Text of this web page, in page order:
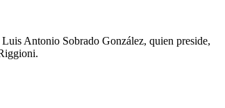
Antonio Sobrado González, quien preside,